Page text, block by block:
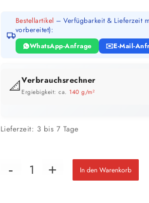
Bestellartikel – Verfügbarkeit & Lieferzeit
vorbereitet):
WhatsApp-Anfrage E-Mail-
📐Verbrauchsrechner
Ergiebigkeit: ca. 140 g/m²
1
bis ca.
Lieferzeit: 3 bis 7 Tage
In den Warenkorb